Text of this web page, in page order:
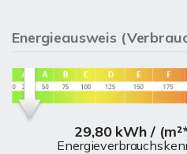
Energieausweis
29,80 kWh /